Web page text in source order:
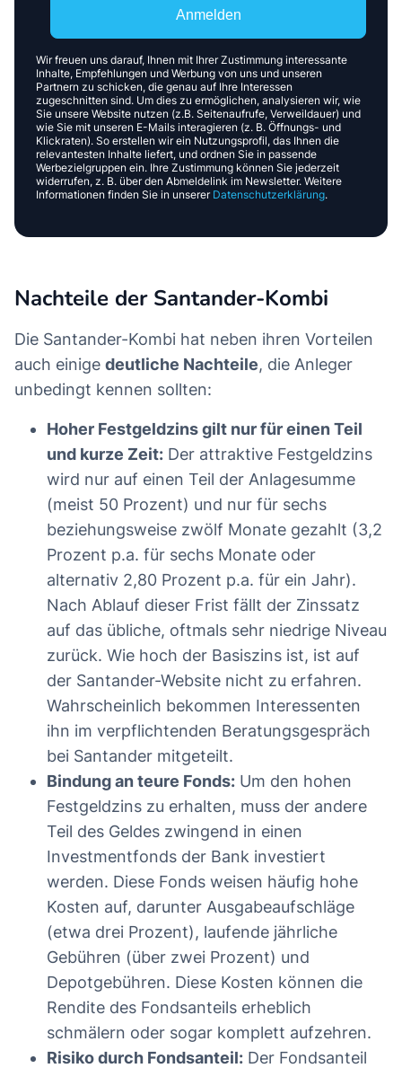
Anmelden
Wir freuen uns darauf, Ihnen mit Ihrer Zustimmung interessante
Inhalte, Empfehlungen und Werbung von uns und unseren
Partnern zu schicken, die genau auf Ihre Interessen
zugeschnitten sind. Um dies zu ermöglichen, analysieren wir, wie
Sie unsere Website nutzen (z.B. Seitenaufrufe, Verweildauer) und
wie Sie mit unseren E-Mails interagieren (z. B. Öffnungs- und
Klickraten). So erstellen wir ein Nutzungsprofil, das Ihnen die
relevantesten Inhalte liefert, und ordnen Sie in passende
Werbezielgruppen ein. Ihre Zustimmung können Sie jederzeit
widerrufen, z. B. über den Abmeldelink im Newsletter. Weitere
Informationen finden Sie in unserer Datenschutzerklärung.
Nachteile der Santander-Kombi
Die Santander-Kombi hat neben ihren Vorteilen
auch einige deutliche Nachteile, die Anleger
unbedingt kennen sollten:
Hoher Festgeldzins gilt nur für einen Teil
und kurze Zeit: Der attraktive Festgeldzins
wird nur auf einen Teil der Anlagesumme
(meist 50 Prozent) und nur für sechs
beziehungsweise zwölf Monate gezahlt (3,2
Prozent p.a. für sechs Monate oder
alternativ 2,80 Prozent p.a. für ein Jahr).
Nach Ablauf dieser Frist fällt der Zinssatz
auf das übliche, oftmals sehr niedrige Niveau
zurück. Wie hoch der Basiszins ist, ist auf
der Santander-Website nicht zu erfahren.
Wahrscheinlich bekommen Interessenten
ihn im verpflichtenden Beratungsgespräch
bei Santander mitgeteilt.
Bindung an teure Fonds: Um den hohen
Festgeldzins zu erhalten, muss der andere
Teil des Geldes zwingend in einen
Investmentfonds der Bank investiert
werden. Diese Fonds weisen häufig hohe
Kosten auf, darunter Ausgabeaufschläge
(etwa drei Prozent), laufende jährliche
Gebühren (über zwei Prozent) und
Depotgebühren. Diese Kosten können die
Rendite des Fondsanteils erheblich
schmälern oder sogar komplett aufzehren.
Risiko durch Fondsanteil: Der Fondsanteil